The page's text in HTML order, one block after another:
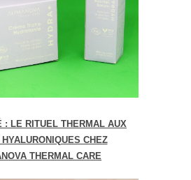
: LE RITUEL THERMAL AUX
CHEZ
THERMAL CARE